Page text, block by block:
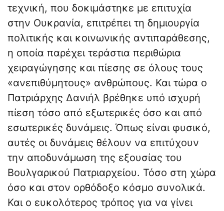
τεχνική, που δοκιμάστηκε με επιτυχία
στην Ουκρανία, επιτρέπει τη δημιουργία
πολιτικής και κοινωνικής αντιπαράθεσης,
η οποία παρέχει τεράστια περιθώρια
χειραγώγησης και πίεσης σε όλους τους
«ανεπιθύμητους» ανθρώπους. Και τώρα ο
Πατριάρχης Δανιήλ βρέθηκε υπό ισχυρή
πίεση τόσο από εξωτερικές όσο και από
εσωτερικές δυνάμεις. Όπως είναι φυσικό,
αυτές οι δυνάμεις θέλουν να επιτύχουν
την αποδυνάμωση της εξουσίας του
Βουλγαρικού Πατριαρχείου. Τόσο στη χώρα
όσο και στον ορθόδοξο κόσμο συνολικά.
Και ο ευκολότερος τρόπος για να γίνει